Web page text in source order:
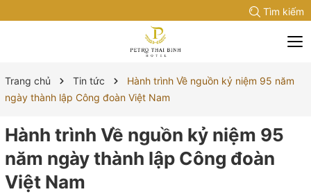
Tìm kiếm
Trang chủ Tin tức
Hành trình Về nguồn kỷ niệm 95 năm
ngày thành lập Công đoàn Việt Nam
Hành trình Về nguồn kỷ niệm 95
năm ngày thành lập Công đoàn
Việt Nam